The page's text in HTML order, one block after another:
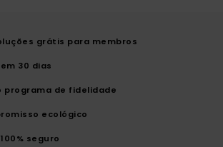
grátis para membros
30 dias
de fidelidade
ecológico
seguro